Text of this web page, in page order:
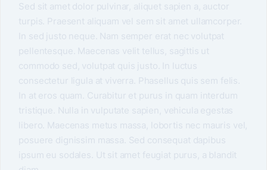
Sed sit amet dolor pulvinar, aliquet sapien a, auctor
turpis. Praesent aliquam vel sem sit amet ullamcorper.
In sed justo neque. Nam semper erat nec volutpat
pellentesque. Maecenas velit tellus, sagittis ut
commodo sed, volutpat quis justo. In luctus
consectetur ligula at viverra. Phasellus quis sem felis.
In at eros quam. Curabitur et purus in quam interdum
tristique. Nulla in vulputate sapien, vehicula egestas
libero. Maecenas metus massa, lobortis nec mauris vel,
posuere dignissim massa. Sed consequat dapibus
ipsum eu sodales. Ut sit amet feugiat purus, a blandit